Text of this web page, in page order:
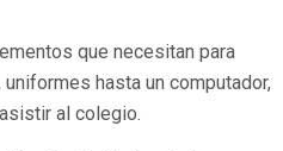
que necesitan para
hasta un computador,
al colegio.